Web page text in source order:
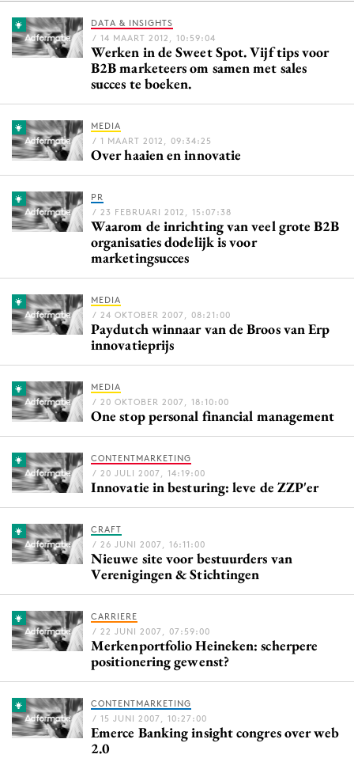
Menu
9 sept: GenAI-training
12 nov: MarketingLive!
Adverteren
Events
Opleidingen
Vacatures
Topics
Artificial Intelligence
Bureaus
Campagnes
Carriere
Contentmarketing
Craft
Customer Experience
Data & Insights
Design
Digital transformation
Effectiviteit
Gedragsverandering
Influencer marketing
Interne communicatie
Martech
Media
DATA & INSIGHTS
/ 14 MAART 2012, 10:59:04
Werken in de Sweet Spot. Vijf tips voor
B2B marketeers om samen met sales
succes te boeken.
MEDIA
/ 1 MAART 2012, 09:34:25
Over haaien en innovatie
PR
/ 23 FEBRUARI 2012, 15:07:38
Waarom de inrichting van veel grote B2B
organisaties dodelijk is voor
marketingsucces
MEDIA
/ 24 OKTOBER 2007, 08:21:00
Paydutch winnaar van de Broos van Erp
innovatieprijs
MEDIA
/ 20 OKTOBER 2007, 18:10:00
One stop personal financial management
CONTENTMARKETING
/ 20 JULI 2007, 14:19:00
Innovatie in besturing: leve de ZZP'er
CRAFT
/ 26 JUNI 2007, 16:11:00
Nieuwe site voor bestuurders van
Verenigingen & Stichtingen
CARRIERE
/ 22 JUNI 2007, 07:59:00
Merkenportfolio Heineken: scherpere
positionering gewenst?
CONTENTMARKETING
/ 15 JUNI 2007, 10:27:00
Emerce Banking insight congres over web
2.0